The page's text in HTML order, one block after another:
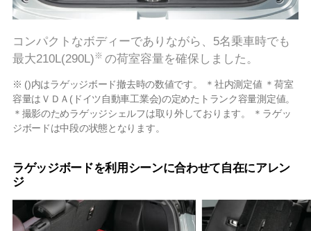
コンパクトなボディーでありながら、5名乗車時でも
最大210L(290L)※ の荷室容量を確保しました。
※ ()内はラゲッジボード撤去時の数値です。 ＊社内測定値 ＊荷室
容量はＶＤＡ(ドイツ自動車工業会)の定めたトランク容量測定値。
＊撮影のためラゲッジシェルフは取り外しております。 ＊ラゲッ
ジボードは中段の状態となります。
ラゲッジボードを利用シーンに合わせて自在にアレン
ジ